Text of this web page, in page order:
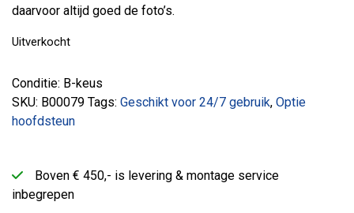
daarvoor altijd goed de foto’s.
Uitverkocht
Conditie: B-keus
SKU: B00079 Tags: Geschikt voor 24/7 gebruik, Optie
hoofdsteun
Boven € 450,- is levering & montage service
inbegrepen